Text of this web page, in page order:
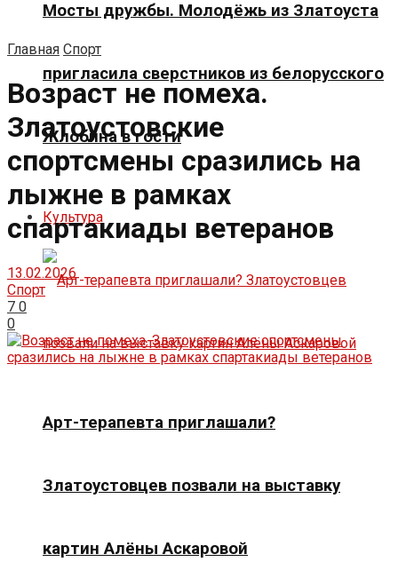
Мосты дружбы. Молодёжь из Златоуста
пригласила сверстников из белорусского
Жлобина в гости
Культура
Арт-терапевта приглашали?
Златоустовцев позвали на выставку
картин Алёны Аскаровой
Главная Спорт
Возраст не помеха.
Златоустовские
спортсмены сразились на
лыжне в рамках
спартакиады ветеранов
13.02.2026
Спорт
7 0
0